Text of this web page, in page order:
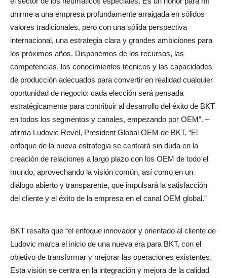
unirme a una empresa profundamente arraigada en sólidos
valores tradicionales, pero con una sólida perspectiva
internacional, una estrategia clara y grandes ambiciones para
los próximos años. Disponemos de los recursos, las
competencias, los conocimientos técnicos y las capacidades
de producción adecuados para convertir en realidad cualquier
oportunidad de negocio: cada elección será pensada
estratégicamente para contribuir al desarrollo del éxito de BKT
en todos los segmentos y canales, empezando por OEM”. –
afirma Ludovic Revel, President Global OEM de BKT. “El
enfoque de la nueva estrategia se centrará sin duda en la
creación de relaciones a largo plazo con los OEM de todo el
mundo, aprovechando la visión común, así como en un
diálogo abierto y transparente, que impulsará la satisfacción
del cliente y el éxito de la empresa en el canal OEM global.”
BKT resalta que “el enfoque innovador y orientado al cliente de
Ludovic marca el inicio de una nueva era para BKT, con el
objetivo de transformar y mejorar las operaciones existentes.
Esta visión se centra en la integración y mejora de la calidad